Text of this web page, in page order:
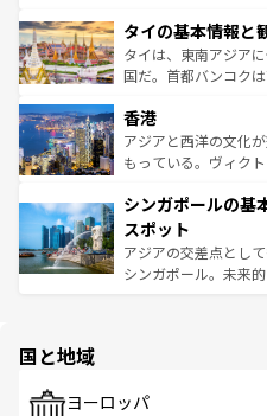
覧 を参照してほしい。
急速な発展と共に伝
ーチミン市のフラン
醸し出している。ま
とつ。フォーやバイ
ひ現地で味わいたい
が旅行者を迎えてく
参照してほしい。
タイの基本情報と
タイは、東南アジア
国だ。首都バンコク
の活気が交差してい
帯で自然と触れ合い
いビーチでリゾート
激する。気候は一年
が待っている。親し
た文化、そして多様
ける。 なお、新着
香港
アジアと西洋の文化
もっている。ヴィク
み、どこを訪れても
ており、効率よく見
うな絶景から文化的
そう。 なお、新着
シンガポールの基
スポット
アジアの交差点とし
シンガポール。未来
で、ホーカーズは地
国と地域
ヨーロッパ